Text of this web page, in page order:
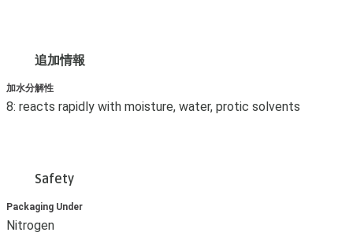
追加情報
加水分解性
8: reacts rapidly with moisture, water, protic solvents
Safety
Packaging Under
Nitrogen